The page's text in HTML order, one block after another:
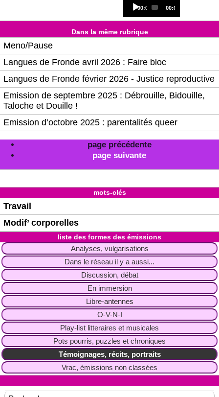
Player
Current
00:00
Total
00:00
Dans la même rubrique
Meno/Pause
Langues de Fronde avril 2026 : Faire bloc
Langues de Fronde février 2026 - Justice reproductive
Emission de septembre 2025 : Débrouille, Bidouille,
Taloche et Douille !
Emission d’octobre 2025 : parentalités queer
page précédente
page suivante
mots-clés
Travail
Modif’ corporelles
liste des formes des émissions
Analyses, vulgarisations
Dans le réseau il y a aussi...
Discussion, débat
En immersion
Libre-antennes
O-V-N-I
Play-list litteraires et musicales
Pots pourris, puzzles et chroniques
Témoignages, récits, portraits
Vrac, émissions non classées